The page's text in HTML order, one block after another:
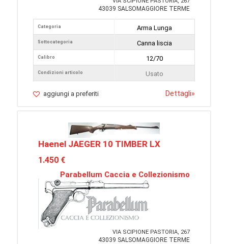
43039 SALSOMAGGIORE TERME
Categoria
Sottocategoria
Calibro
Condizioni articolo
Arma Lunga
Canna liscia
12/70
Usato
aggiungi a preferiti Dettagli»
Haenel JAEGER 10 TIMBER LX
1.450 €
Parabellum Caccia e Collezionismo
VIA SCIPIONE PASTORIA, 267
43039 SALSOMAGGIORE TERME